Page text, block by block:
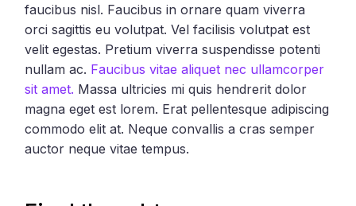
faucibus nisl. Faucibus in ornare quam viverra
orci sagittis eu volutpat. Vel facilisis volutpat est
velit egestas. Pretium viverra suspendisse potenti
nullam ac. Faucibus vitae aliquet nec ullamcorper
sit amet. Massa ultricies mi quis hendrerit dolor
magna eget est lorem. Erat pellentesque adipiscing
commodo elit at. Neque convallis a cras semper
auctor neque vitae tempus.